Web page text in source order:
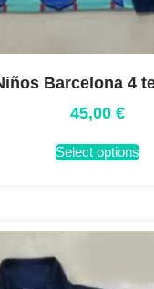
Barcelona 4
45,00 €
Select options